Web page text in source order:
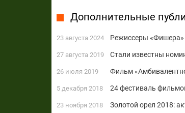
Дополнительные
23 августа 2024 Режиссеры «Фишера»
27 августа 2019 Стали известны
26 июля 2019 Фильм
5 декабря 2018 24 фестиваль
23 ноября 2018 Золотой орел 2018: